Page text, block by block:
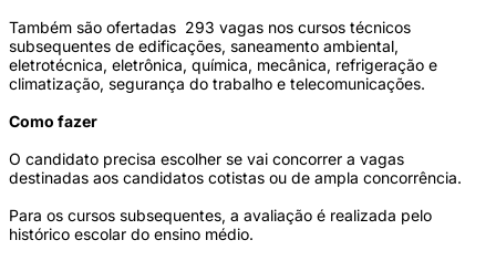
Também são ofertadas 293 vagas nos cursos técnicos
subsequentes de edificações, saneamento ambiental,
eletrotécnica, eletrônica, química, mecânica, refrigeração e
climatização, segurança do trabalho e telecomunicações.
Como fazer
O candidato precisa escolher se vai concorrer a vagas
destinadas aos candidatos cotistas ou de ampla concorrência.
Para os cursos subsequentes, a avaliação é realizada pelo
histórico escolar do ensino médio.